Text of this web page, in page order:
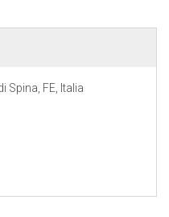
Spina, FE, Italia